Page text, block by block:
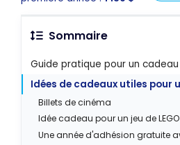
Sommaire
Billets de cinéma
Idée cadeau pour un jeu de LEGO